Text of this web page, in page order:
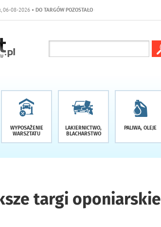
POZOSTAŁO -1 DNI
WYPOSAŻENIE
WARSZTATU
LAKIERNICTWO,
BLACHARSTWO
PALIWA, OLEJE
targi